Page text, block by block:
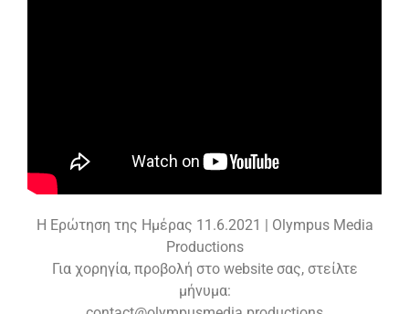
Η Ερώτηση της Ημέρας 11.6.2021 | Olympus Media
Productions
Για χορηγία, προβολή στο website σας, στείλτε
μήνυμα: